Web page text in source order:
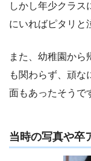
しかし年少クラス
にいればピタリと
また、幼稚園から
も関わらず、頑な
面もあったそうで
当時の写真や卒